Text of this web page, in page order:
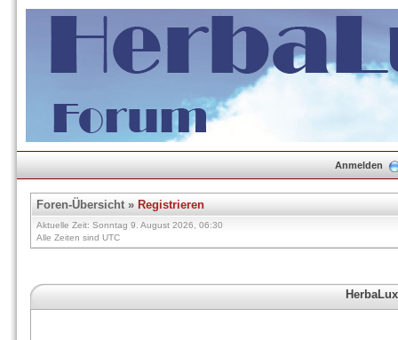
Anmelden
Foren-Übersicht» Registrieren
Aktuelle Zeit: Sonntag 9. August 2026, 06:30
Alle Zeiten sind UTC